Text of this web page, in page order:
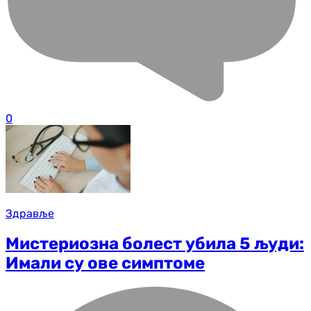
0
Здравље
Мистериозна болест убила 5 људи:
Имали су ове симптоме